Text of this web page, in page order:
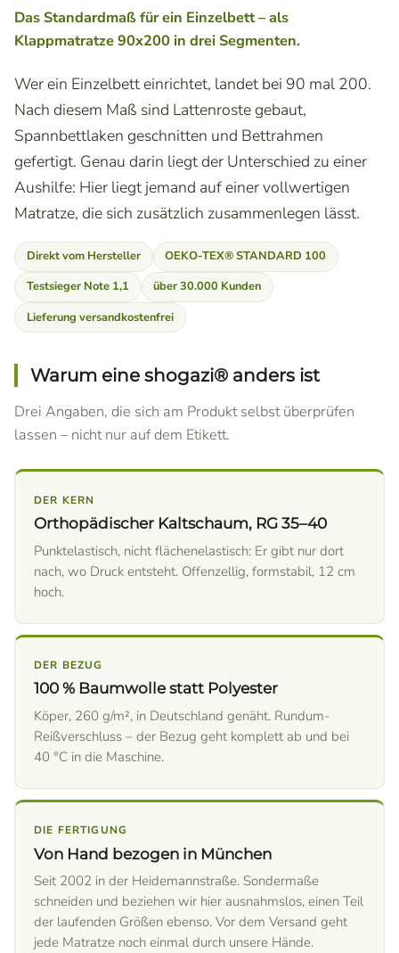
Das Standardmaß für ein Einzelbett – als
Klappmatratze 90x200 in drei Segmenten.
Wer ein Einzelbett einrichtet, landet bei 90 mal 200.
Nach diesem Maß sind Lattenroste gebaut,
Spannbettlaken geschnitten und Bettrahmen
gefertigt. Genau darin liegt der Unterschied zu einer
Aushilfe: Hier liegt jemand auf einer vollwertigen
Matratze, die sich zusätzlich zusammenlegen lässt.
Direkt vom Hersteller
OEKO-TEX® STANDARD 100
Testsieger Note 1,1
über 30.000 Kunden
Lieferung versandkostenfrei
Warum eine shogazi® anders ist
Drei Angaben, die sich am Produkt selbst überprüfen
lassen – nicht nur auf dem Etikett.
DER KERN
Orthopädischer Kaltschaum, RG 35–40
Punktelastisch, nicht flächenelastisch: Er gibt nur dort
nach, wo Druck entsteht. Offenzellig, formstabil, 12 cm
hoch.
DER BEZUG
100 % Baumwolle statt Polyester
Köper, 260 g/m², in Deutschland genäht. Rundum-
Reißverschluss – der Bezug geht komplett ab und bei
40 °C in die Maschine.
DIE FERTIGUNG
Von Hand bezogen in München
Seit 2002 in der Heidemannstraße. Sondermaße
schneiden und beziehen wir hier ausnahmslos, einen Teil
der laufenden Größen ebenso. Vor dem Versand geht
jede Matratze noch einmal durch unsere Hände.